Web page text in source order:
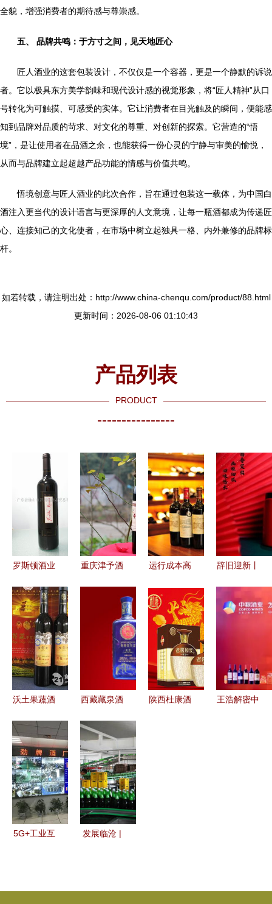
全貌，增强消费者的期待感与尊崇感。
五、 品牌共鸣：于方寸之间，见天地匠心
匠人酒业的这套包装设计，不仅仅是一个容器，更是一个静默的诉说
者。它以极具东方美学韵味和现代设计感的视觉形象，将“匠人精神”从口
号转化为可触摸、可感受的实体。它让消费者在目光触及的瞬间，便能感
知到品牌对品质的苛求、对文化的尊重、对创新的探索。它营造的“悟
境”，是让使用者在品酒之余，也能获得一份心灵的宁静与审美的愉悦，
从而与品牌建立起超越产品功能的情感与价值共鸣。
悟境创意与匠人酒业的此次合作，旨在通过包装这一载体，为中国白
酒注入更当代的设计语言与更深厚的人文意境，让每一瓶酒都成为传递匠
心、连接知己的文化使者，在市场中树立起独具一格、内外兼修的品牌标
杆。
如若转载，请注明出处：http://www.china-chenqu.com/product/88.html
更新时间：2026-08-06 01:10:43
产品列表
PRODUCT
----------------
罗斯顿酒业
加盟价值的
多维体验
重庆津予酒
心，引领桑
葚酒典范之
运行成本高
锋酒业专卖
店扩展按下
暂停键
辞旧迎新丨
业集团祝全
沃土果蔬酒
解析 费
用、联系方
式与项目评
价
西藏藏泉酒
原上的美酒
传奇
陕西杜康酒
王浩解密中
5G+工业互
发展临沧 |